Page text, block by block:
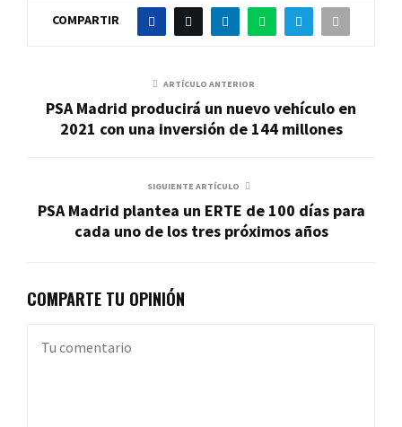
COMPARTIR
ARTÍCULO ANTERIOR
PSA Madrid producirá un nuevo vehículo en
2021 con una inversión de 144 millones
SIGUIENTE ARTÍCULO
PSA Madrid plantea un ERTE de 100 días para
cada uno de los tres próximos años
COMPARTE TU OPINIÓN